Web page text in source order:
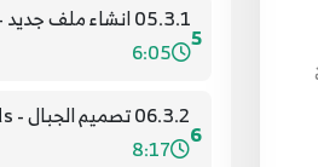
5
05.3.1 انشاء ملف جديد - illustrator Backgrounds
6:05
6
06.3.2 تصميم الجبال - illustrator Backgrounds
8:17